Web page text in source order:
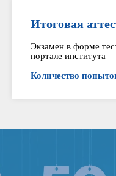
Итоговая
Экзамен в форме
портале института
Количество